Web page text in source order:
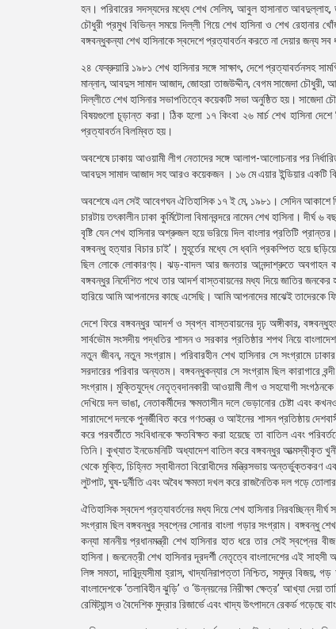
হন। পরিবারের সদস্যদের মধ্যে শেখ সেলিম, আবুল হাসানাত
চৌধুরী প্রমুখ বিভিন্ন সময়ে দিল্লী গিয়ে শেখ হাসিনা ও শেখ রেহানার
বঙ্গবন্ধুকন্যা শেখ হাসিনাকে স্বদেশে প্রত্যাবর্তন করতে না দেয়ার জন্য
২৪ ফেব্রুয়ারি ১৯৮১ শেখ হাসিনার সঙ্গে সাক্ষাৎ, দেশে
মান্নান, আবদুস সামাদ আজাদ, জোহরা তাজউদ্দীন, বেগম সাজেদা
দিল্লীতে শেখ হাসিনার সভাপতিত্বে কয়েকটি সভা অনুষ্ঠিত হয়। সাজেদা
বিষয়গুলো চূড়ান্ত করা। ঠিক হলো ১৭ কিংবা ২৬ মার্চ শেখ হাসিনা
প্রত্যাবর্তন বিলম্বিত হয়।
অবশেষে ঢাকায় আওয়ামী লীগ নেতাদের সঙ্গে আলাপ-আলোচনার পর
আবদুস সামাদ আজাদ সহ আরও কয়েকজন । ১৬ মে এয়ার ইন্ডিয়ার একটি
অবশেষে এল সেই আবেগঘন ঐতিহাসিক ১৭ ই মে, ১৯৮১। সেদিন আকাশে
চারটায় তৎকালীন ঢাকা কুর্মিটোলা বিমানবন্দরে নামেন শেখ হাসিনা। দীর্ঘ
বৃষ্টি যেন শেখ হাসিনার অশ্রুজল হয়ে ভরিয়ে দিল বাংলার প্রতিটি
বঙ্গবন্ধু হত্যার বিচার চাই’। মুহূর্তের মধ্যে সে ধ্বনি প্রকম্পিত হয়ে
ছিল লোকে লোকারণ্য। ঝড়-বাদল আর জনতার আনন্দাশ্রুতে অবগাহন করে
বঙ্গবন্ধুর নির্দেশিত পথে তার আদর্শ বাস্তবায়নের মধ্য দিয়ে জাতির
হারিয়ে আমি আপনাদের কাছে এসেছি। আমি আপনাদের মাঝেই তাদেরকে
দেশে ফিরে বঙ্গবন্ধুর আদর্শ ও স্বপ্ন বাস্তবায়নের দৃঢ় অঙ্গীকার,
সার্বভৌম সংসদীয় পদ্ধতির শাসন ও সরকার প্রতিষ্ঠার শপথ নিয়ে
নতুন জীবন, নতুন সংগ্রাম। পরিবারহীন শেখ হাসিনার সে সংগ্রামে
সরদারের পরিবার অন্যতম। বঙ্গবন্ধুকন্যার সে সংগ্রাম ছিল কারাগারে
সংগ্রাম। মুক্তিযুদ্ধে নেতৃত্বদানকারী আওয়ামী লীগ ও সহযোগী
দেখিয়ে দল ভাঙা, নেতাকর্মীদের ক্ষমতাসীন দলে ভেড়ানোর চেষ্টা এবং
সারাদেশে দলকে পুনর্জীবিত করে গণতন্ত্র ও আইনের শাসন প্রতিষ্ঠায়
করে পরবর্তীতে সংবিধানকে ক্ষতবিক্ষত করা হয়েছে তা বাতিল এবং
তিনি। কুখ্যাত ইনডেমনিটি অধ্যাদেশ বাতিল করে বঙ্গবন্ধুর আত্মস্বীকৃত
থেকে মুক্তি, চিহ্নিত স্বাধীনতা বিরোধীদের মন্ত্রিসভায় অন্তর্ভুক্তকরণ
লুটপাট, ঘুষ-দুর্নীতি এবং অবৈধ ক্ষমতা দখল করে রাজনৈতিক দল গড়ে
ঐতিহাসিক স্বদেশ প্রত্যাবর্তনের মধ্য দিয়ে শেখ হাসিনার নিরবচ্ছিন্ন
সংগ্রাম ছিল বঙ্গবন্ধুর স্বপ্নের সোনার বাংলা গড়ার সংগ্রাম।
কন্যা মাননীয় প্রধানমন্ত্রী শেখ হাসিনার হাত ধরে তার সেই
হাসিনা। জননেত্রী শেখ হাসিনার দূরদর্শী নেতৃত্বে বাংলাদেশের এই
লিঙ্গ সমতা, দারিদ্র্যসীমা হ্রাস, খাদ্যনিরাপত্তা নিশ্চিত, সমুদ্র
বাংলাদেশকে ‘তলাবিহীন ঝুড়ি’ ও ‘উন্নয়নের নিরীক্ষা ক্ষেত্র’ আখ্যা
রেমিট্যান্স ও বৈদেশিক মুদ্রার রিজার্ভে এবং খাদ্য উৎপাদনে রেকর্ড